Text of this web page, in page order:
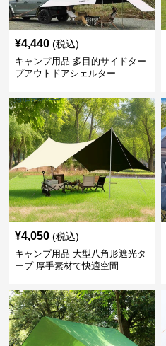
¥4,440 (税込)
キャンプ用品 多目的サイドター
プアウトドアシェルター
¥4,050 (税込)
キャンプ用品 大型八角形遮光タ
ープ 厚手素材で快適空間